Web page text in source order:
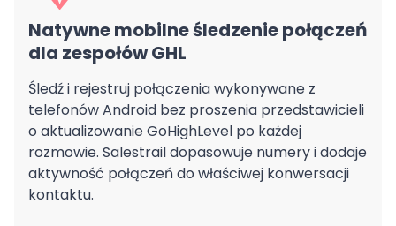
Natywne mobilne śledzenie połączeń
dla zespołów GHL
Śledź i rejestruj połączenia wykonywane z
telefonów Android bez proszenia przedstawicieli
o aktualizowanie GoHighLevel po każdej
rozmowie. Salestrail dopasowuje numery i dodaje
aktywność połączeń do właściwej konwersacji
kontaktu.